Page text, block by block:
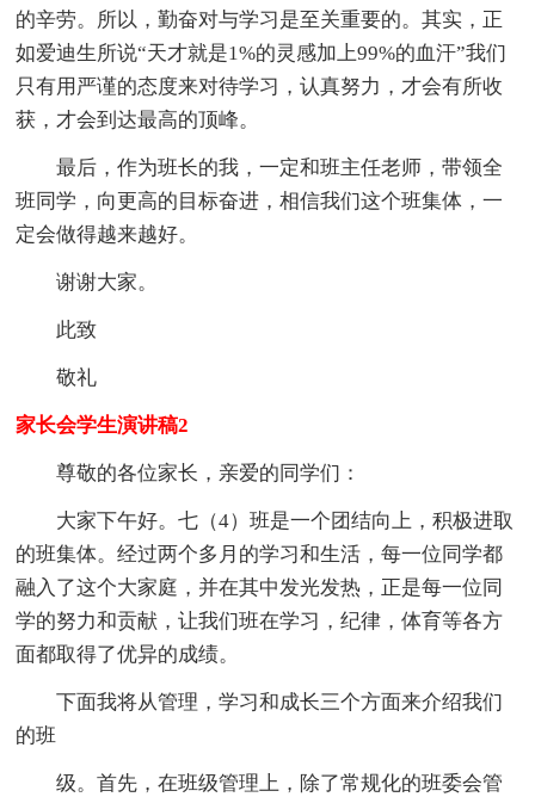
的辛劳。所以，勤奋对与学习是至关重要的。其实，正
如爱迪生所说“天才就是1%的灵感加上99%的血汗”我们
只有用严谨的态度来对待学习，认真努力，才会有所收
获，才会到达最高的顶峰。
最后，作为班长的我，一定和班主任老师，带领全
班同学，向更高的目标奋进，相信我们这个班集体，一
定会做得越来越好。
谢谢大家。
此致
敬礼
家长会学生演讲稿2
尊敬的各位家长，亲爱的同学们：
大家下午好。七（4）班是一个团结向上，积极进取
的班集体。经过两个多月的学习和生活，每一位同学都
融入了这个大家庭，并在其中发光发热，正是每一位同
学的努力和贡献，让我们班在学习，纪律，体育等各方
面都取得了优异的成绩。
下面我将从管理，学习和成长三个方面来介绍我们
的班
级。首先，在班级管理上，除了常规化的班委会管